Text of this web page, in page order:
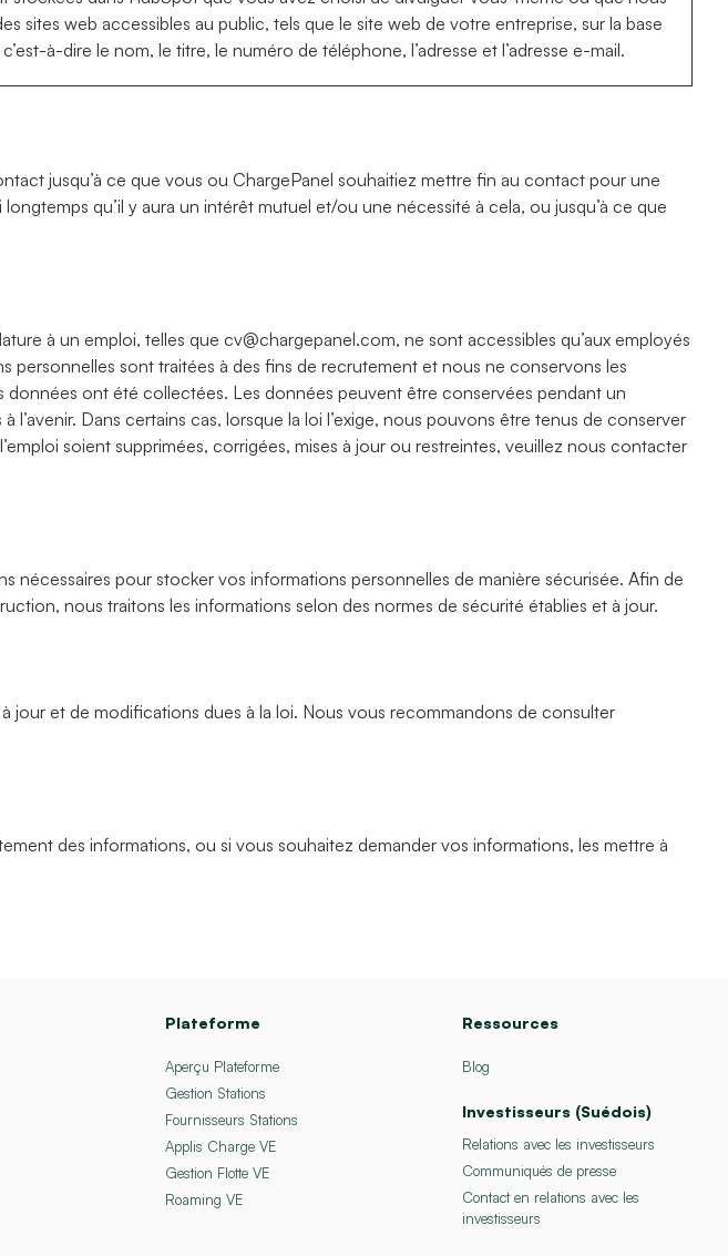
sites web accessibles au public, tels que le site web de votre entreprise, sur la base
à-dire le nom, le titre, le numéro de téléphone, l’adresse et l’adresse e-mail.
jusqu’à ce que vous ou ChargePanel souhaitiez mettre fin au contact pour une
qu’il y aura un intérêt mutuel et/ou une nécessité à cela, ou jusqu’à ce que
à un emploi, telles que cv@chargepanel.com, ne sont accessibles qu’aux employés
sont traitées à des fins de recrutement et nous ne conservons les
ont été collectées. Les données peuvent être conservées pendant un
Dans certains cas, lorsque la loi l’exige, nous pouvons être tenus de conserver
soient supprimées, corrigées, mises à jour ou restreintes, veuillez nous contacter
nécessaires pour stocker vos informations personnelles de manière sécurisée. Afin de
nous traitons les informations selon des normes de sécurité établies et à jour.
jour et de modifications dues à la loi. Nous vous recommandons de consulter
des informations, ou si vous souhaitez demander vos informations, les mettre à
Plateforme
Aperçu Plateforme
Gestion Stations
Fournisseurs Stations
Applis Charge VE
Gestion Flotte VE
Roaming VE
Ressources
Blog
Investisseurs (Suédois)
Relations avec les investisseurs
Communiqués de presse
Contact en relations avec les
investisseurs